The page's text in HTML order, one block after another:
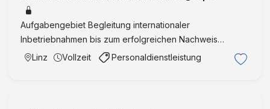
Prozessengineering | Internationale Projekte
Linz
Aufgabengebiet Begleitung internationaler
Inbetriebnahmen bis zum erfolgreichen Nachweis
definierter Prozess- und Qualitätsziele Analyse
Linz Vollzeit Personaldienstleistung